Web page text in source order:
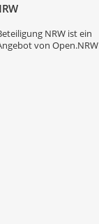
NRW ist ein
vonOpen.NRW